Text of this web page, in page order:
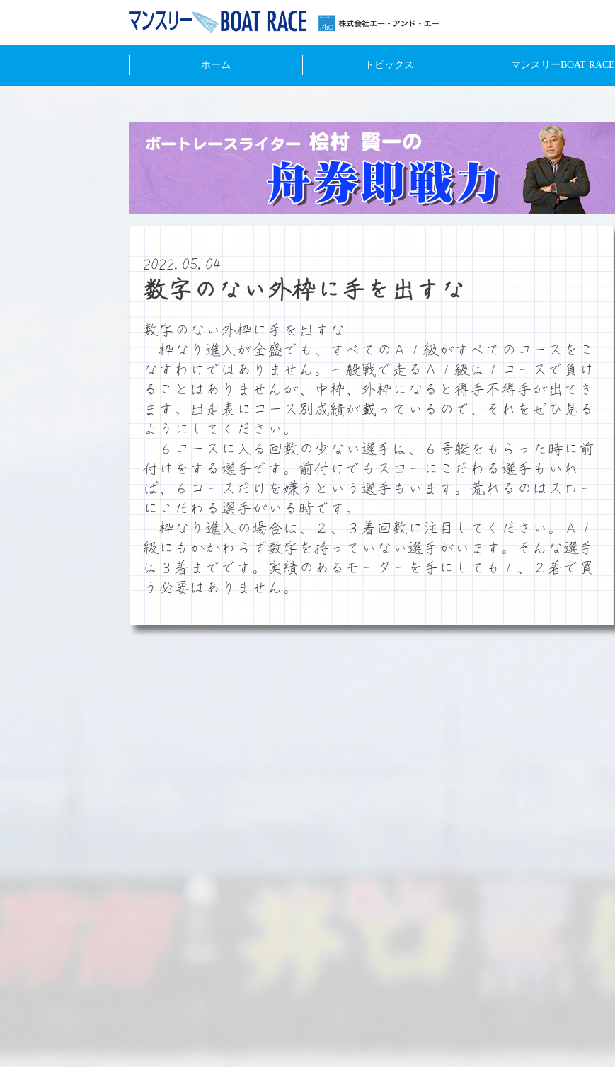
ホーム トピックス マンスリーBOAT RACE
2022.05.04
数字のない外枠に手を出すな
数字のない外枠に手を出すな
枠なり進入が全盛でも、すべてのＡ１級がすべてのコースをこ
なすわけではありません。一般戦で走るＡ１級は１コースで負け
ることはありませんが、中枠、外枠になると得手不得手が出てき
ます。出走表にコース別成績が載っているので、それをぜひ見る
ようにしてください。
６コースに入る回数の少ない選手は、６号艇をもらった時に前
付けをする選手です。前付けでもスローにこだわる選手もいれ
ば、６コースだけを嫌うという選手もいます。荒れるのはスロー
にこだわる選手がいる時です。
枠なり進入の場合は、２、３着回数に注目してください。Ａ１
級にもかかわらず数字を持っていない選手がいます。そんな選手
は３着までです。実績のあるモーターを手にしても１、２着で買
う必要はありません。